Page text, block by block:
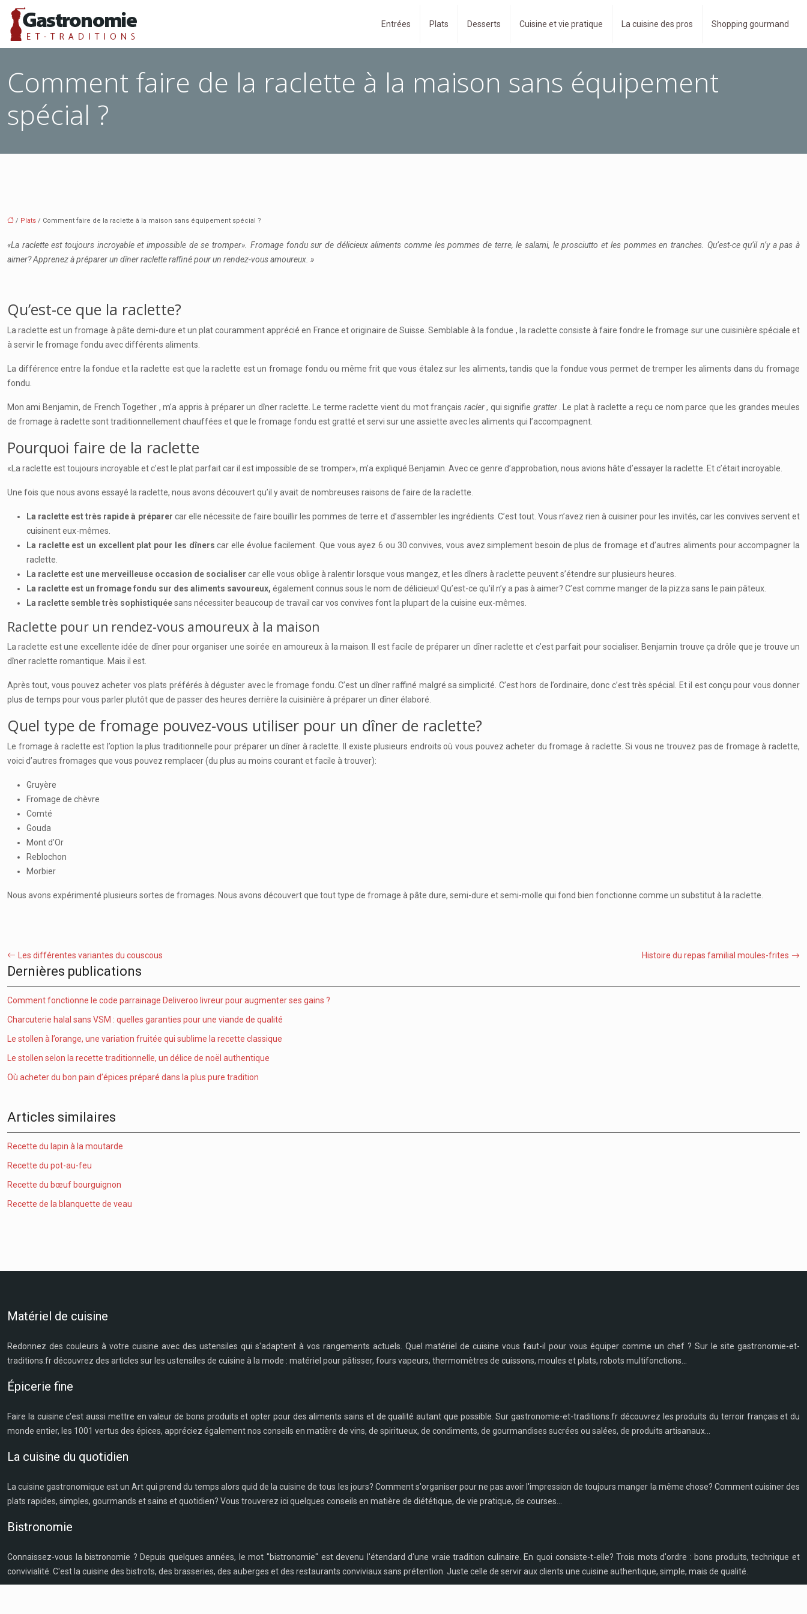
Entrées Plats Desserts Cuisine et vie pratique La cuisine des pros Shopping gourmand
Comment faire de la raclette à la maison sans équipement
spécial ?
/ Plats / Comment faire de la raclette à la maison sans équipement spécial ?
«La raclette est toujours incroyable et impossible de se tromper». Fromage fondu sur de délicieux aliments comme les pommes de terre, le salami, le prosciutto et les pommes en tranches. Qu’est-ce qu’il n’y a pas à
aimer? Apprenez à préparer un dîner raclette raffiné pour un rendez-vous amoureux. »
Qu’est-ce que la raclette?
La raclette est un fromage à pâte demi-dure et un plat couramment apprécié en France et originaire de Suisse. Semblable à la fondue , la raclette consiste à faire fondre le fromage sur une cuisinière spéciale et
à servir le fromage fondu avec différents aliments.
La différence entre la fondue et la raclette est que la raclette est un fromage fondu ou même frit que vous étalez sur les aliments, tandis que la fondue vous permet de tremper les aliments dans du fromage
fondu.
Mon ami Benjamin, de French Together , m’a appris à préparer un dîner raclette. Le terme raclette vient du mot français racler, qui signifie gratter. Le plat à raclette a reçu ce nom parce que les grandes meules
de fromage à raclette sont traditionnellement chauffées et que le fromage fondu est gratté et servi sur une assiette avec les aliments qui l’accompagnent.
Pourquoi faire de la raclette
«La raclette est toujours incroyable et c’est le plat parfait car il est impossible de se tromper», m’a expliqué Benjamin. Avec ce genre d’approbation, nous avions hâte d’essayer la raclette. Et c’était incroyable.
Une fois que nous avons essayé la raclette, nous avons découvert qu’il y avait de nombreuses raisons de faire de la raclette.
La raclette est très rapide à préparer car elle nécessite de faire bouillir les pommes de terre et d’assembler les ingrédients. C’est tout. Vous n’avez rien à cuisiner pour les invités, car les convives servent et
cuisinent eux-mêmes.
La raclette est un excellent plat pour les dîners car elle évolue facilement. Que vous ayez 6 ou 30 convives, vous avez simplement besoin de plus de fromage et d’autres aliments pour accompagner la
raclette.
La raclette est une merveilleuse occasion de socialiser car elle vous oblige à ralentir lorsque vous mangez, et les dîners à raclette peuvent s’étendre sur plusieurs heures.
La raclette est un fromage fondu sur des aliments savoureux, également connus sous le nom de délicieux! Qu’est-ce qu’il n’y a pas à aimer? C’est comme manger de la pizza sans le pain pâteux.
La raclette semble très sophistiquéesans nécessiter beaucoup de travail car vos convives font la plupart de la cuisine eux-mêmes.
Raclette pour un rendez-vous amoureux à la maison
La raclette est une excellente idée de dîner pour organiser une soirée en amoureux à la maison. Il est facile de préparer un dîner raclette et c’est parfait pour socialiser. Benjamin trouve ça drôle que je trouve un
dîner raclette romantique. Mais il est.
Après tout, vous pouvez acheter vos plats préférés à déguster avec le fromage fondu. C’est un dîner raffiné malgré sa simplicité. C’est hors de l’ordinaire, donc c’est très spécial. Et il est conçu pour vous donner
plus de temps pour vous parler plutôt que de passer des heures derrière la cuisinière à préparer un dîner élaboré.
Quel type de fromage pouvez-vous utiliser pour un dîner de raclette?
Le fromage à raclette est l’option la plus traditionnelle pour préparer un dîner à raclette. Il existe plusieurs endroits où vous pouvez acheter du fromage à raclette. Si vous ne trouvez pas de fromage à raclette,
voici d’autres fromages que vous pouvez remplacer (du plus au moins courant et facile à trouver):
Gruyère
Fromage de chèvre
Comté
Gouda
Mont d’Or
Reblochon
Morbier
Nous avons expérimenté plusieurs sortes de fromages. Nous avons découvert que tout type de fromage à pâte dure, semi-dure et semi-molle qui fond bien fonctionne comme un substitut à la raclette.
Les différentes variantes du couscous Histoire du repas familial moules-frites
Dernières publications
Comment fonctionne le code parrainage Deliveroo livreur pour augmenter ses gains ?
Charcuterie halal sans VSM : quelles garanties pour une viande de qualité
Le stollen à l’orange, une variation fruitée qui sublime la recette classique
Le stollen selon la recette traditionnelle, un délice de noël authentique
Où acheter du bon pain d’épices préparé dans la plus pure tradition
Articles similaires
Recette du lapin à la moutarde
Recette du pot-au-feu
Recette du bœuf bourguignon
Recette de la blanquette de veau
Matériel de cuisine
Redonnez des couleurs à votre cuisine avec des ustensiles qui s'adaptent à vos rangements actuels. Quel matériel de cuisine vous faut-il pour vous équiper comme un chef ? Sur le site gastronomie-et-
traditions.fr découvrez des articles sur les ustensiles de cuisine à la mode : matériel pour pâtisser, fours vapeurs, thermomètres de cuissons, moules et plats, robots multifonctions...
Épicerie fine
Faire la cuisine c'est aussi mettre en valeur de bons produits et opter pour des aliments sains et de qualité autant que possible. Sur gastronomie-et-traditions.fr découvrez les produits du terroir français et du
monde entier, les 1001 vertus des épices, appréciez également nos conseils en matière de vins, de spiritueux, de condiments, de gourmandises sucrées ou salées, de produits artisanaux...
La cuisine du quotidien
La cuisine gastronomique est un Art qui prend du temps alors quid de la cuisine de tous les jours? Comment s'organiser pour ne pas avoir l'impression de toujours manger la même chose? Comment cuisiner des
plats rapides, simples, gourmands et sains et quotidien? Vous trouverez ici quelques conseils en matière de diététique, de vie pratique, de courses...
Bistronomie
Connaissez-vous la bistronomie ? Depuis quelques années, le mot "bistronomie" est devenu l'étendard d'une vraie tradition culinaire. En quoi consiste-t-elle? Trois mots d'ordre : bons produits, technique et
convivialité. C'est la cuisine des bistrots, des brasseries, des auberges et des restaurants conviviaux sans prétention. Juste celle de servir aux clients une cuisine authentique, simple, mais de qualité.